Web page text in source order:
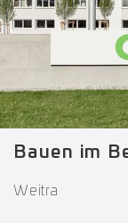
Bauen im
Weitra